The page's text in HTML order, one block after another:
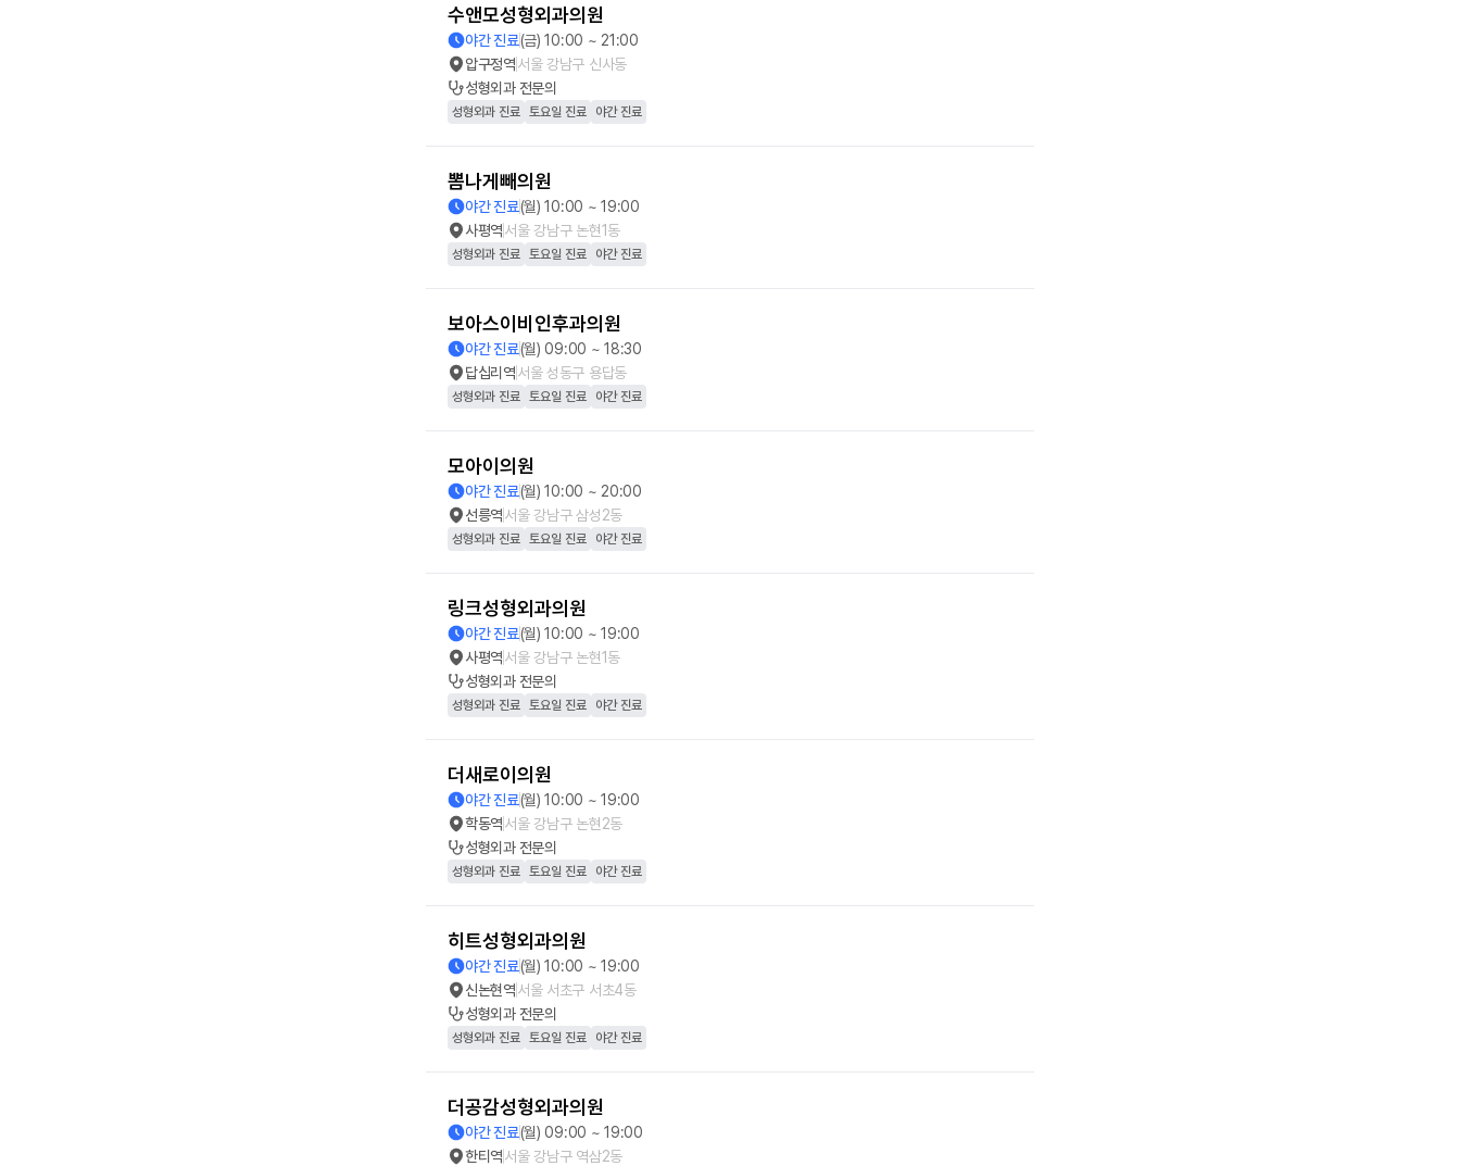
수앤모성형외과의원
야간 진료(금) 10:00 ~ 21:00
압구정역서울 강남구 신사동
성형외과전문의
성형외과 진료 토요일 진료 야간 진료
뽐나게빼의원
야간 진료(월) 10:00 ~ 19:00
사평역서울 강남구 논현1동
성형외과 진료 토요일 진료 야간 진료
보아스이비인후과의원
야간 진료(월) 09:00 ~ 18:30
답십리역서울 성동구 용답동
성형외과 진료 토요일 진료 야간 진료
모아이의원
야간 진료(월) 10:00 ~ 20:00
선릉역서울 강남구 삼성2동
성형외과 진료 토요일 진료 야간 진료
링크성형외과의원
야간 진료(월) 10:00 ~ 19:00
사평역서울 강남구 논현1동
성형외과전문의
성형외과 진료 토요일 진료 야간 진료
더새로이의원
야간 진료(월) 10:00 ~ 19:00
학동역서울 강남구 논현2동
성형외과전문의
성형외과 진료 토요일 진료 야간 진료
히트성형외과의원
야간 진료(월) 10:00 ~ 19:00
신논현역서울 서초구 서초4동
성형외과전문의
성형외과 진료 토요일 진료 야간 진료
더공감성형외과의원
야간 진료(월) 09:00 ~ 19:00
한티역서울 강남구 역삼2동